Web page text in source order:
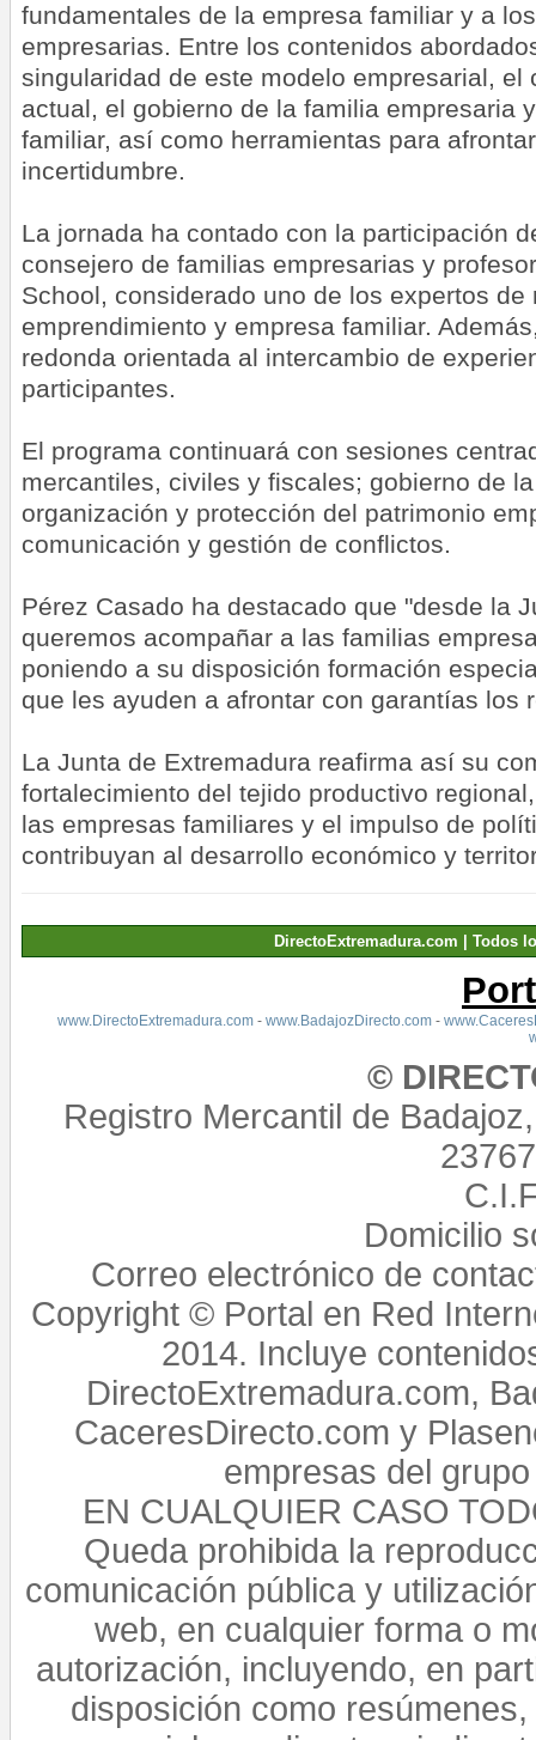
fundamentales de la empresa familiar y a
empresarias. Entre los contenidos
singularidad de este modelo empresarial, el
actual, el gobierno de la familia empresaria
familiar, así como herramientas para
incertidumbre.
La jornada ha contado con la participación
consejero de familias empresarias y
School, considerado uno de los expertos de
emprendimiento y empresa familiar.
redonda orientada al intercambio de
participantes.
El programa continuará con sesiones
mercantiles, civiles y fiscales; gobierno de
organización y protección del patrimonio
comunicación y gestión de conflictos.
Pérez Casado ha destacado que "desde la
queremos acompañar a las familias
poniendo a su disposición formación
que les ayuden a afrontar con garantías los
La Junta de Extremadura reafirma así su
fortalecimiento del tejido productivo
las empresas familiares y el impulso de
contribuyan al desarrollo económico y
DirectoExtremadura.com | Todos
www.DirectoExtremadura.com- www.BadajozDirecto.com-
©
Registro Mercantil de
Domicilio
Correo electrónico de
Copyright © Portal en Red
2014. Incluye
DirectoExtremadura.com,
CaceresDirecto.com y
empresas del
EN CUALQUIER CASO
Queda prohibida la
comunicación pública y
web, en cualquier forma o
autorización, incluyendo, en
disposición como